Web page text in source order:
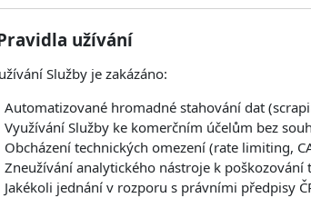
užívání
Služby je zakázáno:
Automatizované hromadné stahování dat
Využívání Služby ke komerčním účelům bez
Obcházení technických omezení (rate limiting,
Zneužívání analytického nástroje k poškozování
Jakékoli jednání v rozporu s právními předpisy